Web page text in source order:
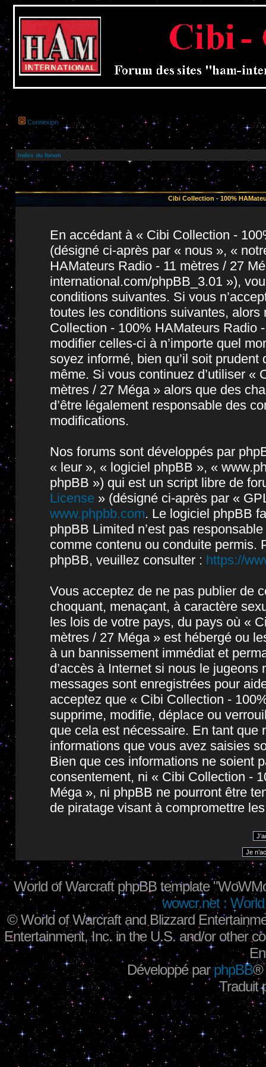
Connexion
Index du forum
Cibi Collection - 100%
En accédant à « Cibi Collection -
(désigné ci-après par « nous », «
HAMateurs Radio - 11 mètres / 27
international.com/phpBB_3.01 »),
conditions suivantes. Si vous
toutes les conditions suivantes, alors
Collection - 100% HAMateurs Radio
modifier celles-ci à n’importe quel
soyez informé, bien qu’il soit
même. Si vous continuez d’utiliser «
mètres / 27 Méga » alors que des
d’être légalement responsable des
modifications.
Nos forums sont développés par
« leur », « logiciel phpBB », «
phpBB ») qui est un script libre de
License » (désigné ci-après par «
www.phpbb.com. Le logiciel phpBB
phpBB Limited n’est pas
comme contenu ou conduite permis.
phpBB, veuillez consulter : https://
Vous acceptez de ne pas publier de
choquant, menaçant, à caractère
les lois de votre pays, du pays où «
mètres / 27 Méga » est hébergé ou
à un bannissement immédiat et
d’accès à Internet si nous le
messages sont enregistrées pour
acceptez que « Cibi Collection -
supprime, modifie, déplace ou
que cela est nécessaire. En tant
informations que vous avez saisies
Bien que ces informations ne soient
consentement, ni « Cibi Collection -
Méga », ni phpBB ne pourront être
de piratage visant à compromettre
World of Warcraft phpBB template
wowcr.net :
©World of Warcraft and Blizzard
Entertainment, Inc. in the U.S. and/or other
Développé parphpBB®
Traduit